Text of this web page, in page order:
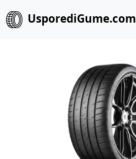
UsporediGume.com